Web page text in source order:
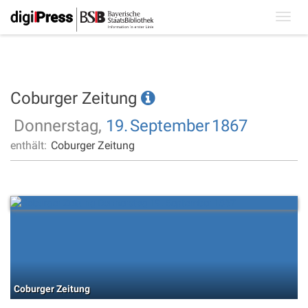
Coburger Zeitung
Donnerstag, 19.September1867
enthält: Coburger Zeitung
Coburger Zeitung